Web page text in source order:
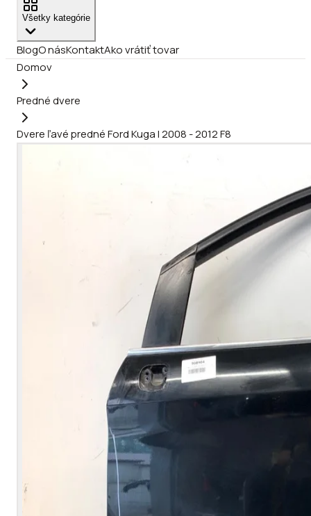
Všetky kategórie
BlogO násKontaktAko vrátiť tovar
Domov
Predné dvere
Dvere ľavé predné Ford Kuga I 2008 - 2012 F8